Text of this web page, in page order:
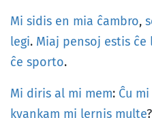
Mi sidis en mia ĉambro,
legi. Miaj pensoj estis ĉe
ĉe sporto.
Mi diris al mi mem: Ĉu mi
kvankam mi lernis multe?